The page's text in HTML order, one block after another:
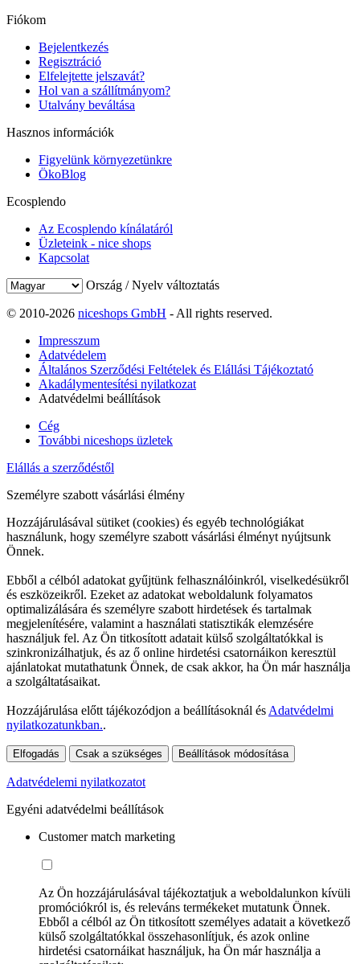
Fiókom
Bejelentkezés
Regisztráció
Elfelejtette jelszavát?
Hol van a szállítmányom?
Utalvány beváltása
Hasznos információk
Figyelünk környezetünkre
ÖkoBlog
Ecosplendo
Az Ecosplendo kínálatáról
Üzleteink - nice shops
Kapcsolat
Ország / Nyelv változtatás
© 2010-2026 niceshops GmbH - All rights reserved.
Impresszum
Adatvédelem
Általános Szerződési Feltételek és Elállási Tájékoztató
Akadálymentesítési nyilatkozat
Adatvédelmi beállítások
Cég
További niceshops üzletek
Elállás a szerződéstől
Személyre szabott vásárlási élmény
Hozzájárulásával sütiket (cookies) és egyéb technológiákat
használunk, hogy személyre szabott vásárlási élményt nyújtsunk
Önnek.
Ebből a célból adatokat gyűjtünk felhasználóinkról, viselkedésükről
és eszközeikről. Ezeket az adatokat weboldalunk folyamatos
optimalizálására és személyre szabott hirdetések és tartalmak
megjelenítésére, valamint a használati statisztikák elemzésére
használjuk fel. Az Ön titkosított adatait külső szolgáltatókkal is
szinkronizálhatjuk, és az ő online hirdetési csatornáikon keresztül
ajánlatokat mutathatunk Önnek, de csak akkor, ha Ön már használja
a szolgáltatásaikat.
Hozzájárulása előtt tájékozódjon a beállításoknál és Adatvédelmi
nyilatkozatunkban..
Elfogadás Csak a szükséges Beállítások módosítása
Adatvédelemi nyilatkozatot
Egyéni adatvédelmi beállítások
Customer match marketing
Az Ön hozzájárulásával tájékoztatjuk a weboldalunkon kívüli
promóciókról is, és releváns termékeket mutatunk Önnek.
Ebből a célból az Ön titkosított személyes adatait a következő
külső szolgáltatókkal összehasonlítjuk, és azok online
hirdetési csatornáikat használjuk, ha Ön már használja a